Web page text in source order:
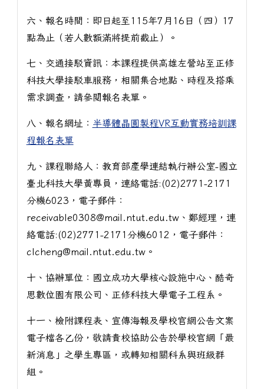
六、報名時間：即日起至115年7月16日（四）17
點為止（若人數額滿將提前截止）。
七、交通接駁資訊：本課程提供高雄左營站至正修
科技大學接駁車服務，相關集合地點、時程及搭乘
需求調查，請參閱報名表單。
八、報名網址： 半導體晶圓製程VR互動實務培訓課
程報名表單
九、課程聯絡人：教育部產學連結執行辦公室-國立
臺北科技大學黃專員，連絡電話:(02)2771-2171
分機6023，電子郵件：
receivable0308@mail.ntut.edu.tw、鄭經理，連
絡電話:(02)2771-2171分機6012，電子郵件：
clcheng@mail.ntut.edu.tw。
十、協辦單位：國立成功大學核心設施中心、酷奇
思數位園有限公司、正修科技大學電子工程系。
十一、檢附課程表、宣傳海報及學校官網公告文案
電子檔各乙份，敬請貴校協助公告於學校官網「最
新消息」之學生專區，或轉知相關科系與班級群
組。